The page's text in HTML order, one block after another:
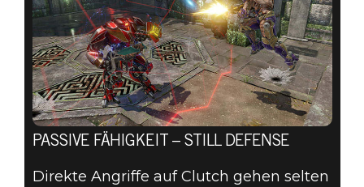
PASSIVE FÄHIGKEIT – STILL DEFENSE
Direkte Angriffe auf Clutch gehen selten